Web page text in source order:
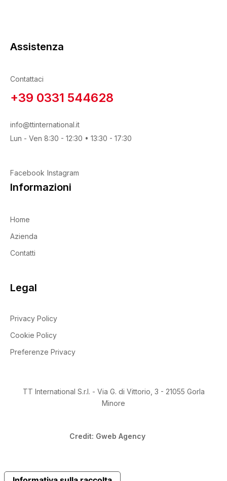
Prodotto Dimensione
Prodotto Gamma di grane
Prodotto Supporto
Prodotto Numero Respiratori
Prodotto Certificazione
Assistenza
Contattaci
+39 0331 544628
info@ttinternational.it
Lun - Ven 8:30 - 12:30 • 13:30 - 17:30
Facebook Instagram
Informazioni
Home
Azienda
Contatti
Legal
Privacy Policy
Cookie Policy
Preferenze Privacy
TT International S.r.l. - Via G. di Vittorio, 3 - 21055 Gorla
Minore
Credit: Gweb Agency